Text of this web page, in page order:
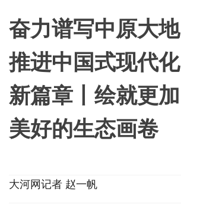
奋力谱写中原大地
推进中国式现代化
新篇章丨绘就更加
美好的生态画卷
大河网 记者 赵一帆